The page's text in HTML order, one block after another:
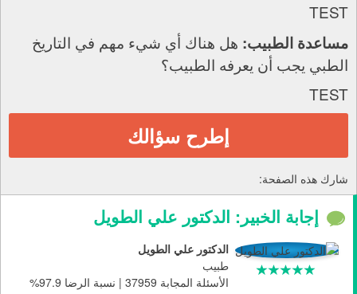
TEST
مساعدة الطبيب: هل هناك أي شيء مهم في التاريخ
الطبي يجب أن يعرفه الطبيب؟
TEST
إطرح سؤالك
شارك هذه الصفحة:
إجابة الخبير: الدكتور علي الطويل
الدكتور علي الطويل
طبيب
الأسئلة المجابة 37959 | نسبة الرضا 97.9%